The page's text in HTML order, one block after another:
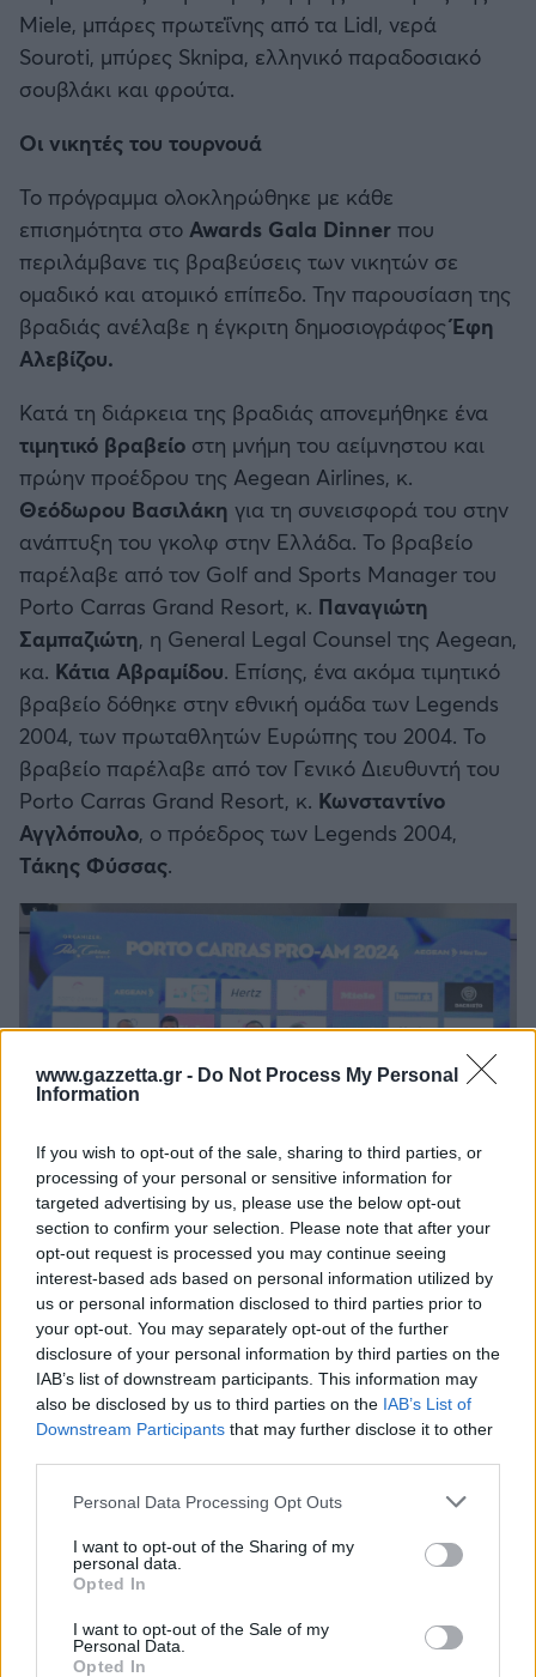
www.gazzetta.gr - Do Not Process My Personal
Information
If you wish to opt-out of the sale, sharing to third parties, or
processing of your personal or sensitive information for
targeted advertising by us, please use the below opt-out
section to confirm your selection. Please note that after your
opt-out request is processed you may continue seeing
interest-based ads based on personal information utilized by
us or personal information disclosed to third parties prior to
your opt-out. You may separately opt-out of the further
disclosure of your personal information by third parties on the
IAB’s list of downstream participants. This information may
also be disclosed by us to third parties on the IAB’s List of
Downstream Participants that may further disclose it to other
Please note that this website/app uses one or more Google
not limited to your visit or usage behaviour. You may click to
grant or deny consent to Google and its third-party tags to
use your data for below specified purposes in below Google
consent section.
Personal Data Processing Opt Outs
I want to opt-out of the Sharing of my
personal data.
Opted In
I want to opt-out of the Sale of my
Personal Data.
Opted In
Miele, μπάρες πρωτεΐνης από τα Lidl, νερά
Souroti, μπύρες Sknipa, ελληνικό παραδοσιακό
σουβλάκι και φρούτα.
Οι νικητές του τουρνουά
Το πρόγραμμα ολοκληρώθηκε με κάθε
επισημότητα στο Awards Gala Dinner που
περιλάμβανε τις βραβεύσεις των νικητών σε
ομαδικό και ατομικό επίπεδο. Την παρουσίαση της
βραδιάς ανέλαβε η έγκριτη δημοσιογράφοςΈφη
Αλεβίζου.
Κατά τη διάρκεια της βραδιάς απονεμήθηκε ένα
τιμητικό βραβείο στη μνήμη του αείμνηστου και
πρώην προέδρου της Aegean Airlines, κ.
Θεόδωρου Βασιλάκη για τη συνεισφορά του στην
ανάπτυξη του γκολφ στην Ελλάδα. Το βραβείο
παρέλαβε από τον Golf and Sports Manager του
Porto Carras Grand Resort, κ. Παναγιώτη
Σαμπαζιώτη, η General Legal Counsel της Aegean,
κα. Κάτια Αβραμίδου. Επίσης, ένα ακόμα τιμητικό
βραβείο δόθηκε στην εθνική ομάδα των Legends
2004, των πρωταθλητών Ευρώπης του 2004. Το
βραβείο παρέλαβε από τον Γενικό Διευθυντή του
Porto Carras Grand Resort, κ. Κωνσταντίνο
Αγγλόπουλο, ο πρόεδρος των Legends 2004,
Τάκης Φύσσας.
Στις ομάδες, για τοPro-Amτουρνουά,
πρωταθλήτριααναδείχτηκε η ομάδα των
Παπαδόπουλου, Αβραμίδου, Μαλτεζάκη, Πιπερά,
δεύτερη βγήκε τωνΧρήστου Νικόπουλου, Γκότση,
Στις ειδικές ομαδικές βραβεύσεις πρώτη ομάδα
την πρώτη ημέρα ήταν η ομάδα των Σοφρώνη,
Μπουντή, Van Duijne, Φραγκίστα και δεύτερη η
Abrashev, Τουργαΐδη.